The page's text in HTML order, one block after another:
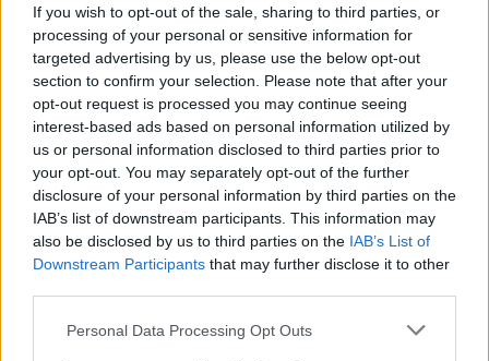
If you wish to opt-out of the sale, sharing to third parties, or
processing of your personal or sensitive information for
targeted advertising by us, please use the below opt-out
section to confirm your selection. Please note that after your
opt-out request is processed you may continue seeing
interest-based ads based on personal information utilized by
us or personal information disclosed to third parties prior to
your opt-out. You may separately opt-out of the further
disclosure of your personal information by third parties on the
IAB’s list of downstream participants. This information may
also be disclosed by us to third parties on the IAB’s List of
Downstream Participants that may further disclose it to other
Personal Data Processing Opt Outs
Aukció adatai
Aukció neve:424. Gyorsárverés
Aukció dátuma: 2022.08.18
Aukció ideje: 19:00
Aukció helye: 1061 Budapest, Andrássy út 16.
Tételszám: 10142
Eladó adatai